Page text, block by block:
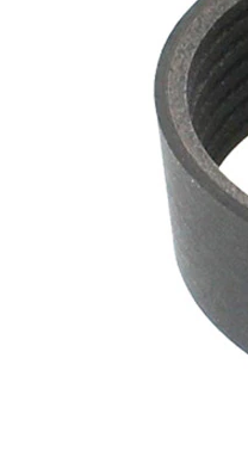
Culoare
Numar
nervuri
SVHC
Material
curea